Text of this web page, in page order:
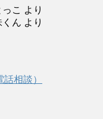
っこ より
くん より
相談）